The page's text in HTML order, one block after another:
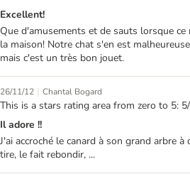
Excellent!
Que d'amusements et de sauts lorsque
la maison! Notre chat s'en est
mais c'est un très bon jouet.
26/11/12 | Chantal Bogard
This is a stars rating area from zero to 5:
Il adore !!
J'ai accroché le canard à son grand arbre
tire, le fait rebondir, ...